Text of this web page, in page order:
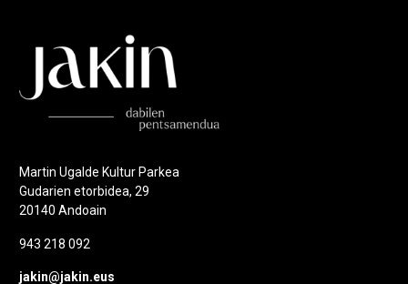
Martin Ugalde Kultur Parkea
Gudarien etorbidea, 29
20140 Andoain
943 218 092
jakin@jakin.eus